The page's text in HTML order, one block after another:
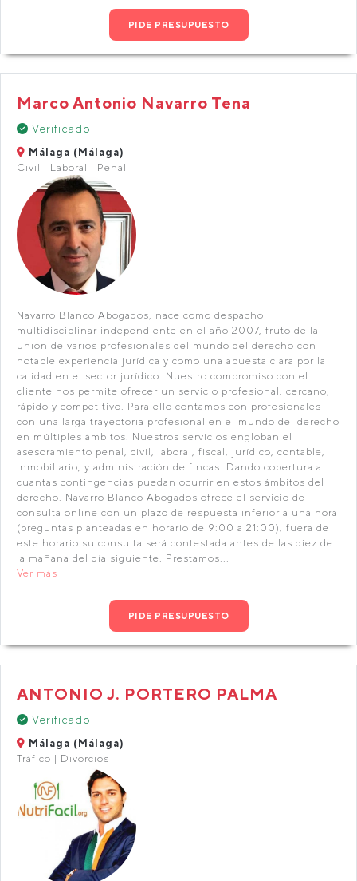
PIDE PRESUPUESTO
Marco Antonio Navarro Tena
Verificado
Málaga (Málaga)
Civil | Laboral | Penal
Navarro Blanco Abogados, nace como despacho
multidisciplinar independiente en el año 2007, fruto de la
unión de varios profesionales del mundo del derecho con
notable experiencia jurídica y como una apuesta clara por la
calidad en el sector jurídico. Nuestro compromiso con el
cliente nos permite ofrecer un servicio profesional, cercano,
rápido y competitivo. Para ello contamos con profesionales
con una larga trayectoria profesional en el mundo del derecho
en múltiples ámbitos. Nuestros servicios engloban el
asesoramiento penal, civil, laboral, fiscal, jurídico, contable,
inmobiliario, y administración de fincas. Dando cobertura a
cuantas contingencias puedan ocurrir en estos ámbitos del
derecho. Navarro Blanco Abogados ofrece el servicio de
consulta online con un plazo de respuesta inferior a una hora
(preguntas planteadas en horario de 9:00 a 21:00), fuera de
este horario su consulta será contestada antes de las diez de
la mañana del día siguiente. Prestamos...
Ver más
PIDE PRESUPUESTO
ANTONIO J. PORTERO PALMA
Verificado
Málaga (Málaga)
Tráfico | Divorcios